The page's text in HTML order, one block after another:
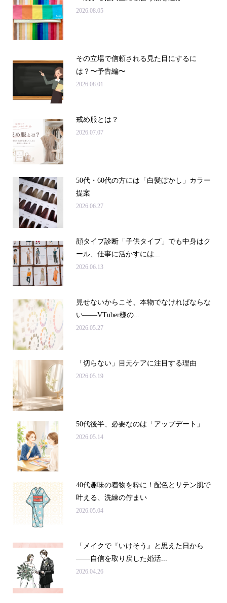
2026.08.05
その立場で信頼される見た目にするに
は？〜予告編〜
2026.08.01
戒め服とは？
2026.07.07
50代・60代の方には「白髪ぼかし」カラー
提案
2026.06.27
顔タイプ診断「子供タイプ」でも中身はク
ール、仕事に活かすには...
2026.06.13
見せないからこそ、本物でなければならな
い――VTuber様の...
2026.05.27
「切らない」目元ケアに注目する理由
2026.05.19
50代後半、必要なのは「アップデート」
2026.05.14
40代趣味の着物を粋に！配色とサテン肌で
叶える、洗練の佇まい
2026.05.04
「メイクで『いけそう』と思えた日から
——自信を取り戻した婚活...
2026.04.26